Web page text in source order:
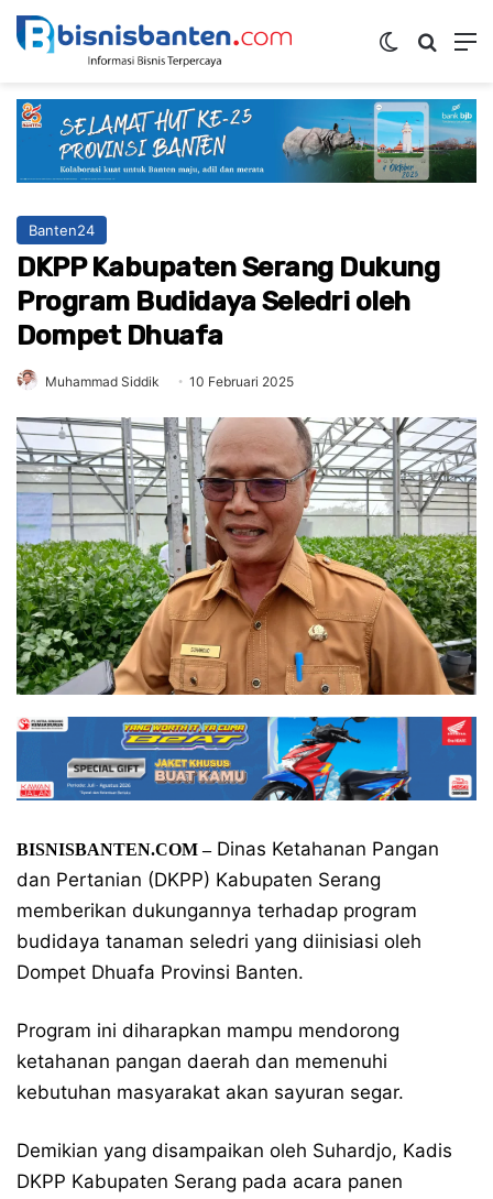
Switch skin
Banten24
DKPP Kabupaten Serang Dukung
Program Budidaya Seledri oleh
Dompet Dhuafa
Muhammad Siddik 10 Februari 2025
BISNISBANTEN.COM –Dinas Ketahanan Pangan
dan Pertanian (DKPP) Kabupaten Serang
memberikan dukungannya terhadap program
budidaya tanaman seledri yang diinisiasi oleh
Dompet Dhuafa Provinsi Banten.
Program ini diharapkan mampu mendorong
ketahanan pangan daerah dan memenuhi
kebutuhan masyarakat akan sayuran segar.
Demikian yang disampaikan oleh Suhardjo, Kadis
DKPP Kabupaten Serang pada acara panen